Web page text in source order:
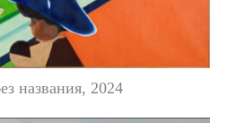
названия, 2024